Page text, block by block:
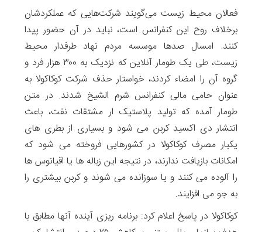
فعالان محیط زیست می‌گویند شرکت‌هایی که عملکردشان
برخلاف روح این کنفرانس است، نباید در آن حضور پیدا
کنند. امسال صدها موسسه مردم نهاد طرفدار محیط
زیست، طی یک طومار آنلاین که نزدیک به ۳۰۰ هزار فرد و
گروه آن را امضاء کردند، خواستار حذف شرکت کوکاکولا به
عنوان حامی مالی کنفرانس شرم الشیخ شدند. در متن
طومار آمده که تولید پلاستیک ار مشتقات نفت، باعث
انتشار دی اکسید کربن می شود و بسیاری از بطری های
یکبار مصرف کوکاکولا در کشورهایی فروخته می شود که
امکانات بازیافت ندارند، در نتیجه این زباله ها یا اقیانوس ها
را آلوده می کنند و یا سوزانده می شوند و کربن بیشتری را
به جو می افزایند.
کوکاکولا در پاسخ اعلام کرد: برنامه ریزی آینده آنها مطابق با